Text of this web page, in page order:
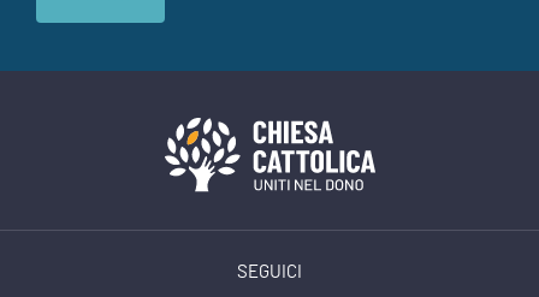
SEGUICI